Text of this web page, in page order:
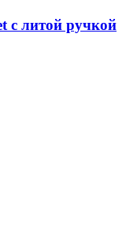
с литой ручкой